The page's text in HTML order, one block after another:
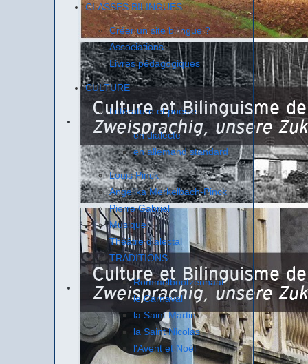
CLASSES BILINGUES
Créer un site bilingue ?
Associations
Livres pédagogiques
CULTURE
Littérature et poésie
en dialecte
en allemand standard
Louis Pinck
Angelika Merkelbach-Pinck
Pierre Gabriel
Musique
Théâtre dialectal
TRADITIONS
Rommelbootzennaat
le Carnaval
la Saint Martin
la Saint Nicolas
l'Avent et Noël